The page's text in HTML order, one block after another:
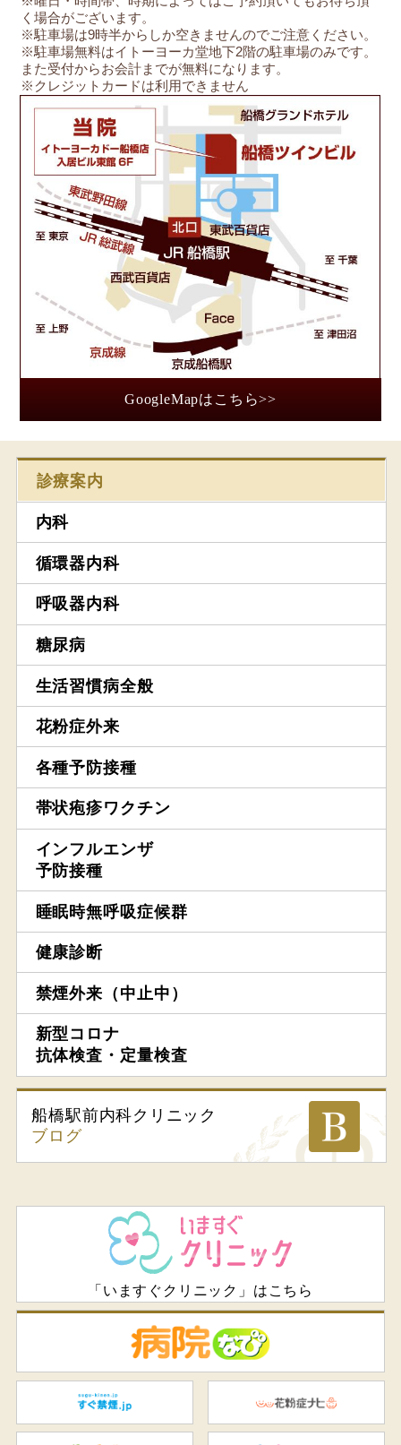
く場合がございます。
※駐車場は9時半からしか空きませんのでご注意ください。
※駐車場無料はイトーヨーカ堂地下2階の駐車場のみです。
また受付からお会計までが無料になります。
※クレジットカードは利用できません
GoogleMapはこちら>>
診療案内
内科
循環器内科
呼吸器内科
糖尿病
生活習慣病全般
花粉症外来
各種予防接種
帯状疱疹ワクチン
インフルエンザ
予防接種
睡眠時無呼吸症候群
健康診断
禁煙外来（中止中）
新型コロナ
抗体検査・定量検査
船橋駅前内科クリニック
ブログ
「いますぐクリニック」はこちら
すぐ禁煙.jp